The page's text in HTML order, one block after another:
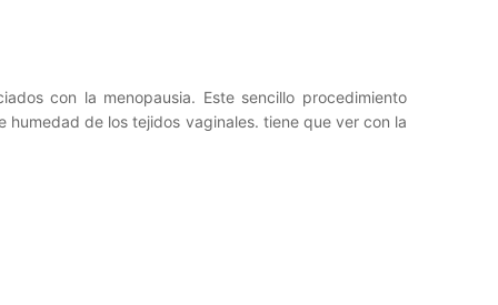
con la menopausia. Este sencillo procedimiento
de los tejidos vaginales. tiene que ver con la